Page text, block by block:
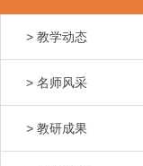
> 教学动态
> 名师风采
> 教研成果